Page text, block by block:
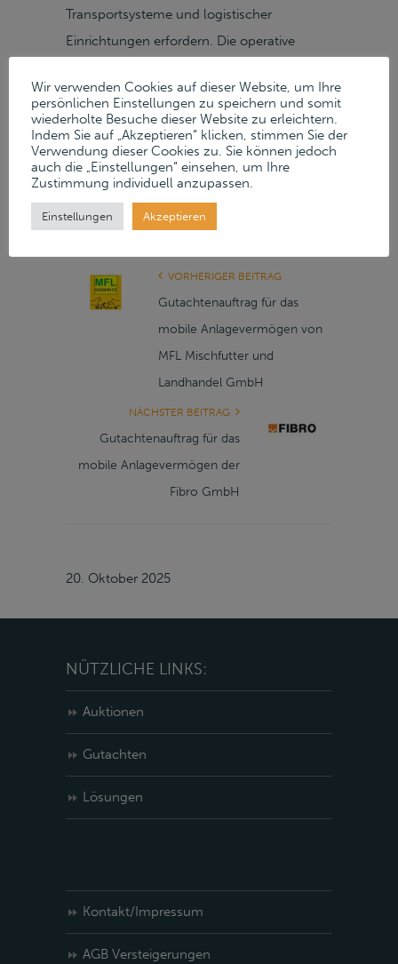
Transportsysteme und logistischer
Einrichtungen erfordern. Die operative
Automobilbranche im nationalen und
internationalen Umfeld ausgerichtet und
das Unternehmen ist Bestandteil der
Wertschöpfungskette im Bereich
Fahrzeugstruktur- und Karosseriebau.
VORHERIGER BEITRAG
Gutachtenauftrag für das
mobile Anlagevermögen von
MFL Mischfutter und
Landhandel GmbH
NÄCHSTER BEITRAG
Gutachtenauftrag für das
mobile Anlagevermögen der
Fibro GmbH
20. Oktober 2025
NÜTZLICHE LINKS:
Auktionen
Gutachten
Lösungen
Kontakt/Impressum
AGB Versteigerungen
Wir verwenden Cookies auf dieser Website, um Ihre
persönlichen Einstellungen zu speichern und somit
wiederholte Besuche dieser Website zu erleichtern.
Indem Sie auf „Akzeptieren“ klicken, stimmen Sie der
Verwendung dieser Cookies zu. Sie können jedoch
auch die „Einstellungen“ einsehen, um Ihre
Zustimmung individuell anzupassen.
Einstellungen Akzeptieren